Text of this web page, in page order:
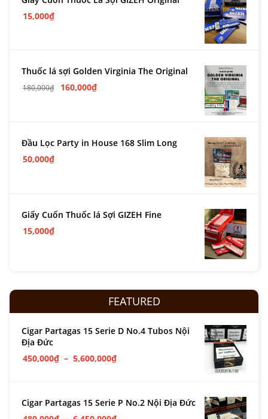
15,000₫
Thuốc lá sợi Golden Virginia The Original
180,000₫ 160,000₫
Đầu Lọc Party in House 168 Slim Long
50,000₫
Giấy Cuốn Thuốc lá Sợi GIZEH Fine
15,000₫
FEATURED
Cigar Partagas 15 Serie D No.4 Tubos Nội
Địa Đức
450,000₫ – 5,600,000₫
Cigar Partagas 15 Serie P No.2 Nội Địa Đức